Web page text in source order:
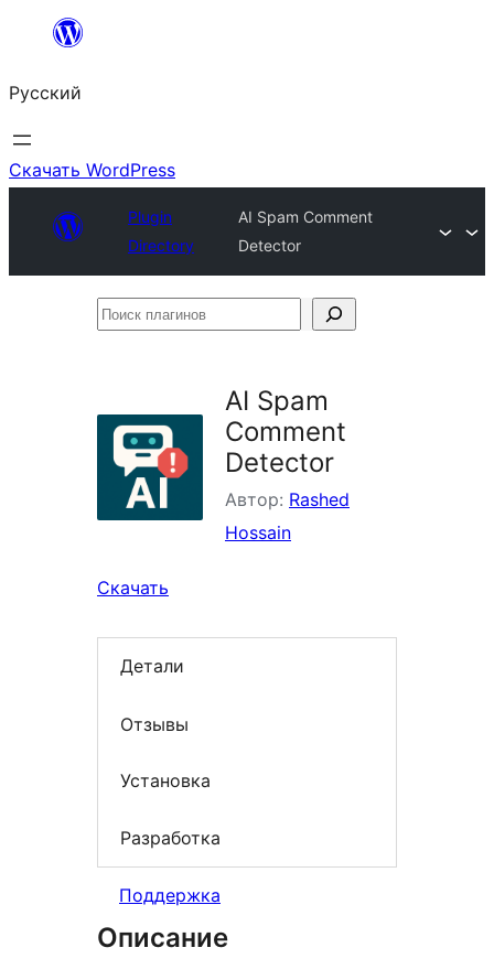
Перейти
содержимому
Русский
Скачать WordPress
Plugin
Directory
AI Spam Comment
Detector
Поиск
AI Spam
Comment
Detector
Автор: Rashed
Hossain
Скачать
Детали
Отзывы
Установка
Разработка
Поддержка
Описание